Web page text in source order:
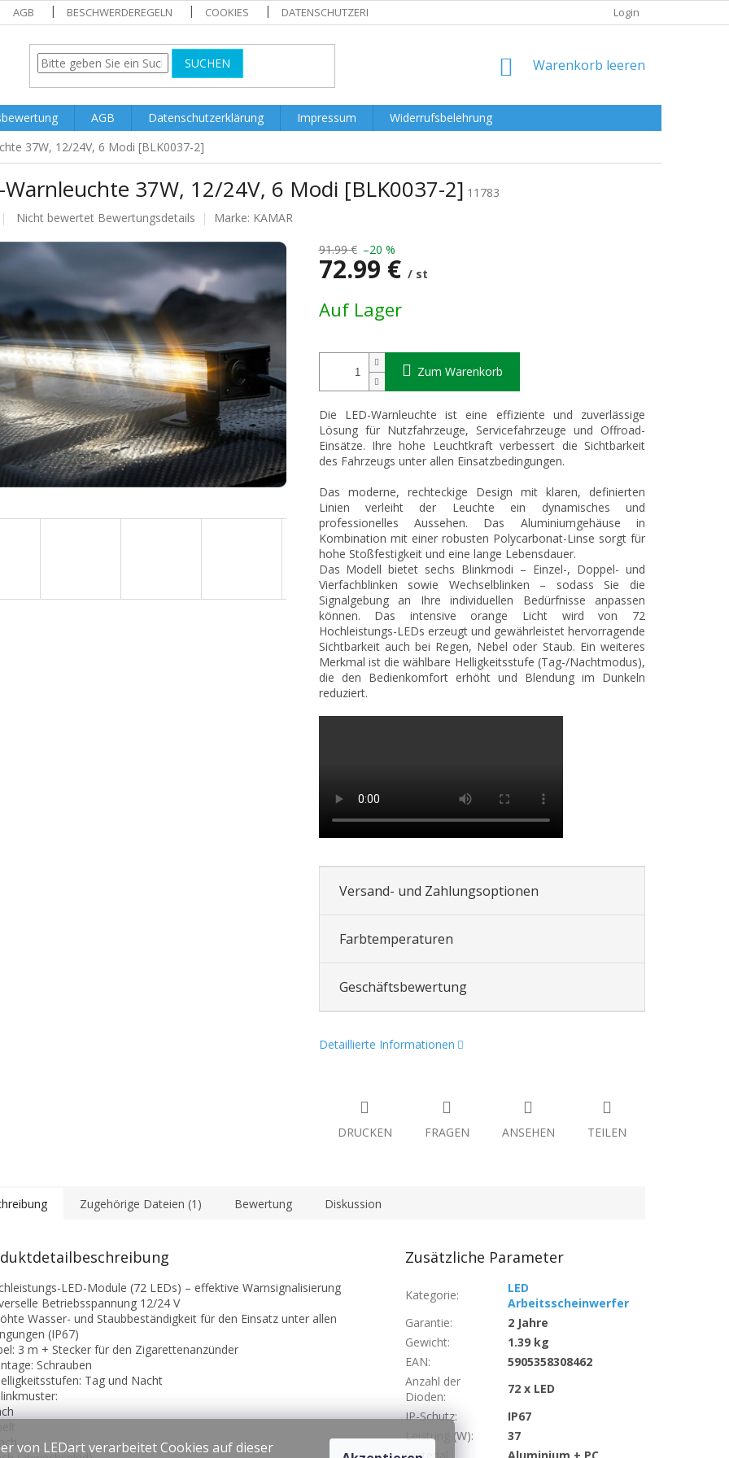
von LEDart verarbeitet Cookies auf dieser
AGB BESCHWERDEREGELN COOKIES DATENSCHUTZERKLÄRUNG Login
SUCHEN WARENKORB
Warenkorb leeren
AGB Datenschutzerklärung Impressum
Widerrufsbelehrung
37W, 12/24V, 6 Modi [BLK0037-2]
Warnleuchte 37W, 12/24V, 6 Modi [BLK0037-2] 11783
Die
Produktbewertung
Sternen.
Nicht bewertet Bewertungsdetails Marke: KAMAR
91.99 € –20 %
72.99 € / st
Auf Lager
Zum Warenkorb
Die LED-Warnleuchte ist eine effiziente und zuverlässige
Lösung für Nutzfahrzeuge, Servicefahrzeuge und Offroad-
Einsätze. Ihre hohe Leuchtkraft verbessert die Sichtbarkeit
des Fahrzeugs unter allen Einsatzbedingungen.
Das moderne, rechteckige Design mit klaren, definierten
Linien verleiht der Leuchte ein dynamisches und
professionelles Aussehen. Das Aluminiumgehäuse in
Kombination mit einer robusten Polycarbonat-Linse sorgt für
hohe Stoßfestigkeit und eine lange Lebensdauer.
Das Modell bietet sechs Blinkmodi – Einzel-, Doppel- und
Vierfachblinken sowie Wechselblinken – sodass Sie die
Signalgebung an Ihre individuellen Bedürfnisse anpassen
können. Das intensive orange Licht wird von 72
Hochleistungs-LEDs erzeugt und gewährleistet hervorragende
Sichtbarkeit auch bei Regen, Nebel oder Staub. Ein weiteres
Merkmal ist die wählbare Helligkeitsstufe (Tag-/Nachtmodus),
die den Bedienkomfort erhöht und Blendung im Dunkeln
reduziert.
Versand- und Zahlungsoptionen
Farbtemperaturen
Geschäftsbewertung
Detaillierte Informationen
DRUCKEN FRAGEN ANSEHEN TEILEN
Zugehörige Dateien (1) Bewertung Diskussion
LED-Module (72 LEDs) – effektive Warnsignalisierung
Betriebsspannung 12/24 V
Wasser- und Staubbeständigkeit für den Einsatz unter allen
(IP67)
3 m + Stecker für den Zigarettenanzünder
Schrauben
Tag und Nacht
Zusätzliche Parameter
Kategorie:
LED
Arbeitsscheinwerfer
Garantie:
2 Jahre
Gewicht:
1.39 kg
EAN:
5905358308462
Anzahl der
Dioden:
72 x LED
IP-Schutz:
IP67
Leistung (W):
37